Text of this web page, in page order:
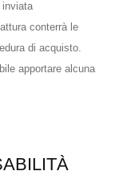
conterrà le
di acquisto.
apportare alcuna